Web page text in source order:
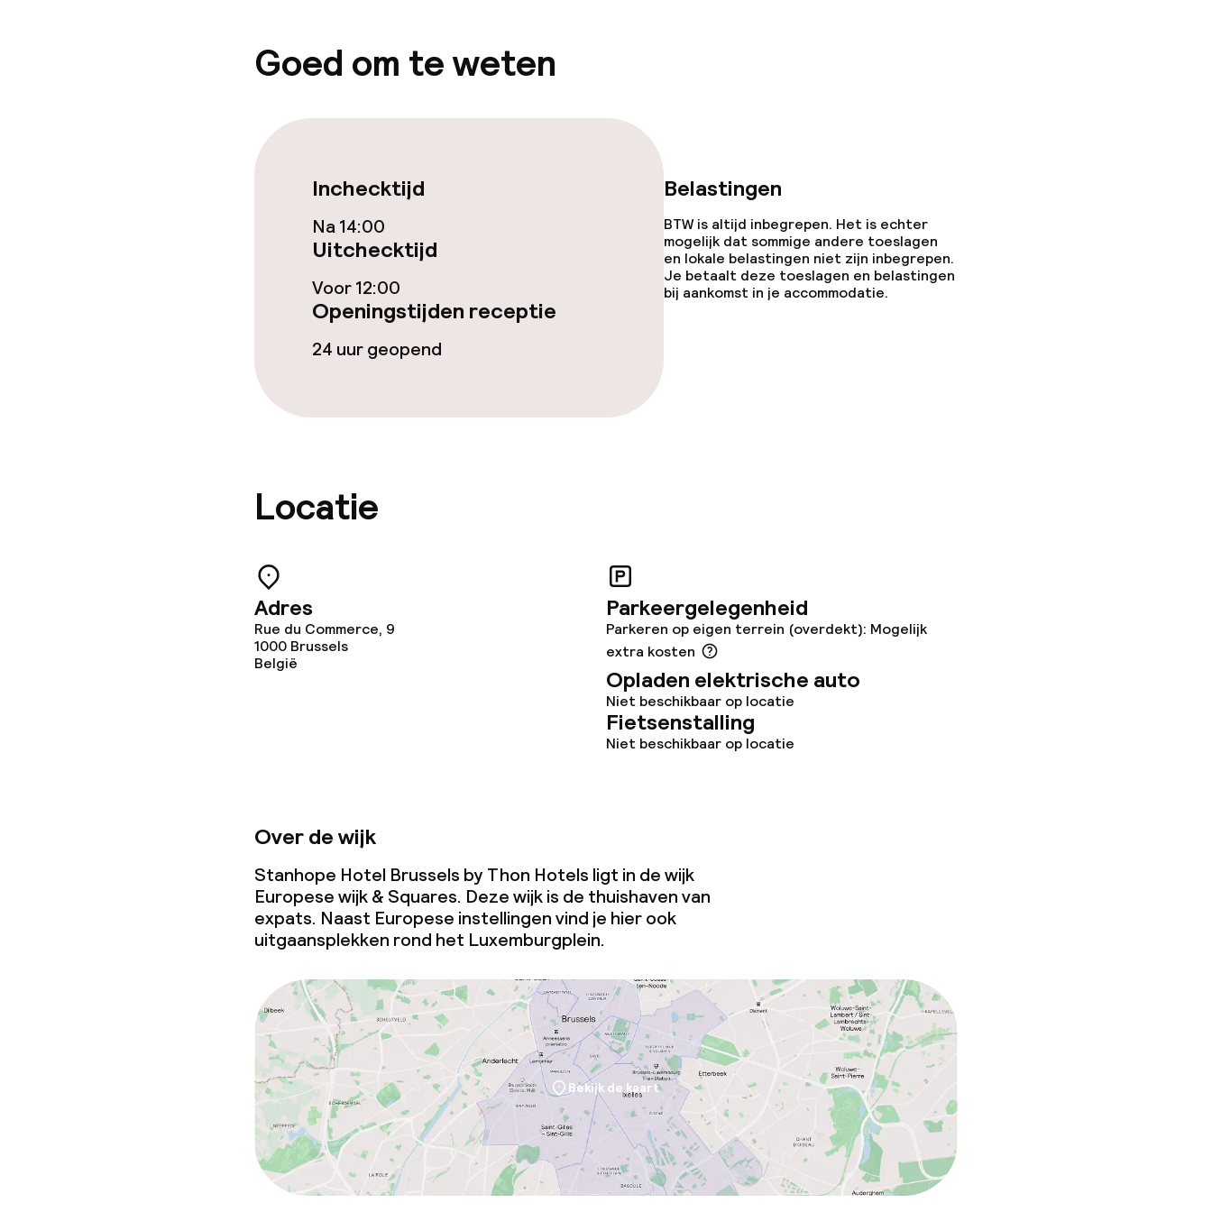
Restaurant
Bar
Eet- en drinkdiensten
Ontbijtbuffet
Lunch à la carte
Roomservice
Dieetopties
Vegetarische opties
Babysitservice
Schoonmaakvoorzieningen
Wasservice
Beleid
Overal rookvrij
Kleine huisdieren toegestaan
(minder dan de 5 kg)
Goed om te weten
Inchecktijd
Na 14:00
Uitchecktijd
Voor 12:00
Openingstijden receptie
24 uur geopend
Belastingen
BTW is altijd inbegrepen. Het is echter
mogelijk dat sommige andere toeslagen
en lokale belastingen niet zijn inbegrepen.
Je betaalt deze toeslagen en belastingen
bij aankomst in je accommodatie.
Locatie
Adres
Rue du Commerce, 9
1000 Brussels
België
Parkeergelegenheid
Parkeren op eigen terrein (overdekt): Mogelijk
extra kosten
Opladen elektrische auto
Niet beschikbaar op locatie
Fietsenstalling
Niet beschikbaar op locatie
Over de wijk
Stanhope Hotel Brussels by Thon Hotels ligt in de wijk
Europese wijk & Squares. Deze wijk is de thuishaven van
expats. Naast Europese instellingen vind je hier ook
uitgaansplekken rond het Luxemburgplein.
Bekijk de kaart